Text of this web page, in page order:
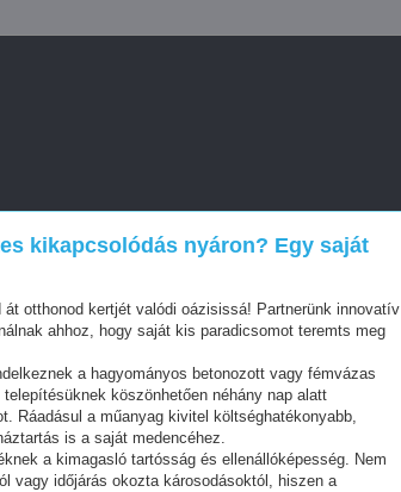
kikapcsolódás nyáron? Egy saját
otthonod kertjét valódi oázisissá! Partnerünk innovatív
ahhoz, hogy saját kis paradicsomot teremts meg
a hagyományos betonozott vagy fémvázas
köszönhetően néhány nap alatt
Ráadásul a műanyag kivitel költséghatékonyabb,
is a saját medencéhez.
a kimagasló tartósság és ellenállóképesség. Nem
vagy időjárás okozta károsodásoktól, hiszen a